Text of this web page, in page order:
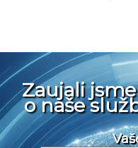
Zaujali
o naše